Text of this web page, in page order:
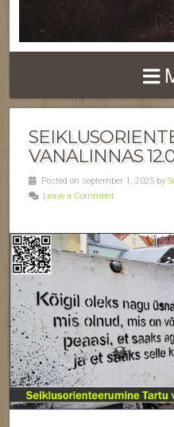
VANALINNAS
Posted on september 1, 2025 by
Leave a Comment